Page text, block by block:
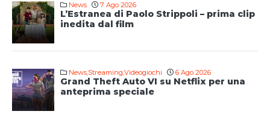
News 7 Ago 2026
L’Estranea di Paolo Strippoli – prima clip
inedita dal film
News,Streaming,Videogiochi 6 Ago 2026
Grand Theft Auto VI su Netflix per una
anteprima speciale